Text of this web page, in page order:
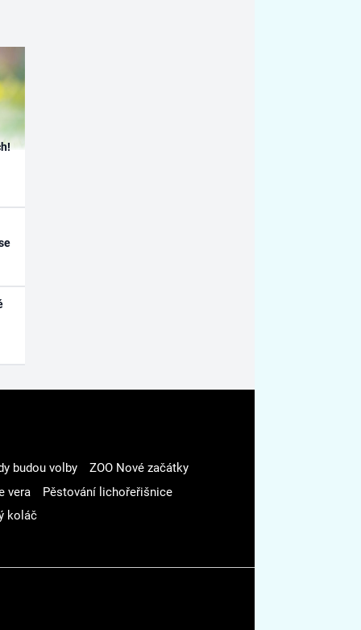
budou volby
ZOO Nové začátky
vera
Pěstování lichořeřišnice
koláč